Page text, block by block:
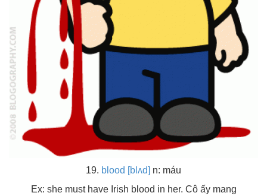
19. blood [blʌd] n: máu
Ex: she must have Irish blood in her. Cô ấy mang